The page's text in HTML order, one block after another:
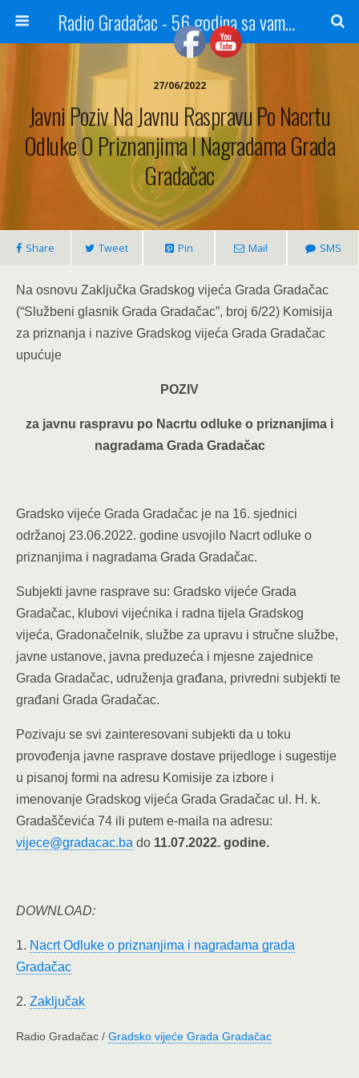
Radio Gradačac - 56 godina sa vama...
27/06/2022
Javni Poziv Na Javnu Raspravu Po Nacrtu
Odluke O Priznanjima I Nagradama Grada
Gradačac
Share Tweet Pin Mail SMS
Na osnovu Zaključka Gradskog vijeća Grada Gradačac
(“Službeni glasnik Grada Gradačac”, broj 6/22) Komisija
za priznanja i nazive Gradskog vijeća Grada Gradačac
upućuje
POZIV
za javnu raspravu po Nacrtu odluke o priznanjima i
nagradama Grada Gradačac
Gradsko vijeće Grada Gradačac je na 16. sjednici
održanoj 23.06.2022. godine usvojilo Nacrt odluke o
priznanjima i nagradama Grada Gradačac.
Subjekti javne rasprave su: Gradsko vijeće Grada
Gradačac, klubovi vijećnika i radna tijela Gradskog
vijeća, Gradonačelnik, službe za upravu i stručne službe,
javne ustanove, javna preduzeća i mjesne zajednice
Grada Gradačac, udruženja građana, privredni subjekti te
građani Grada Gradačac.
Pozivaju se svi zainteresovani subjekti da u toku
provođenja javne rasprave dostave prijedloge i sugestije
u pisanoj formi na adresu Komisije za izbore i
imenovanje Gradskog vijeća Grada Gradačac ul. H. k.
Gradaščevića 74 ili putem e-maila na adresu:
vijece@gradacac.ba do 11.07.2022. godine.
DOWNLOAD:
1. Nacrt Odluke o priznanjima i nagradama grada
Gradačac
2. Zaključak
Radio Gradačac / Gradsko vijeće Grada Gradačac